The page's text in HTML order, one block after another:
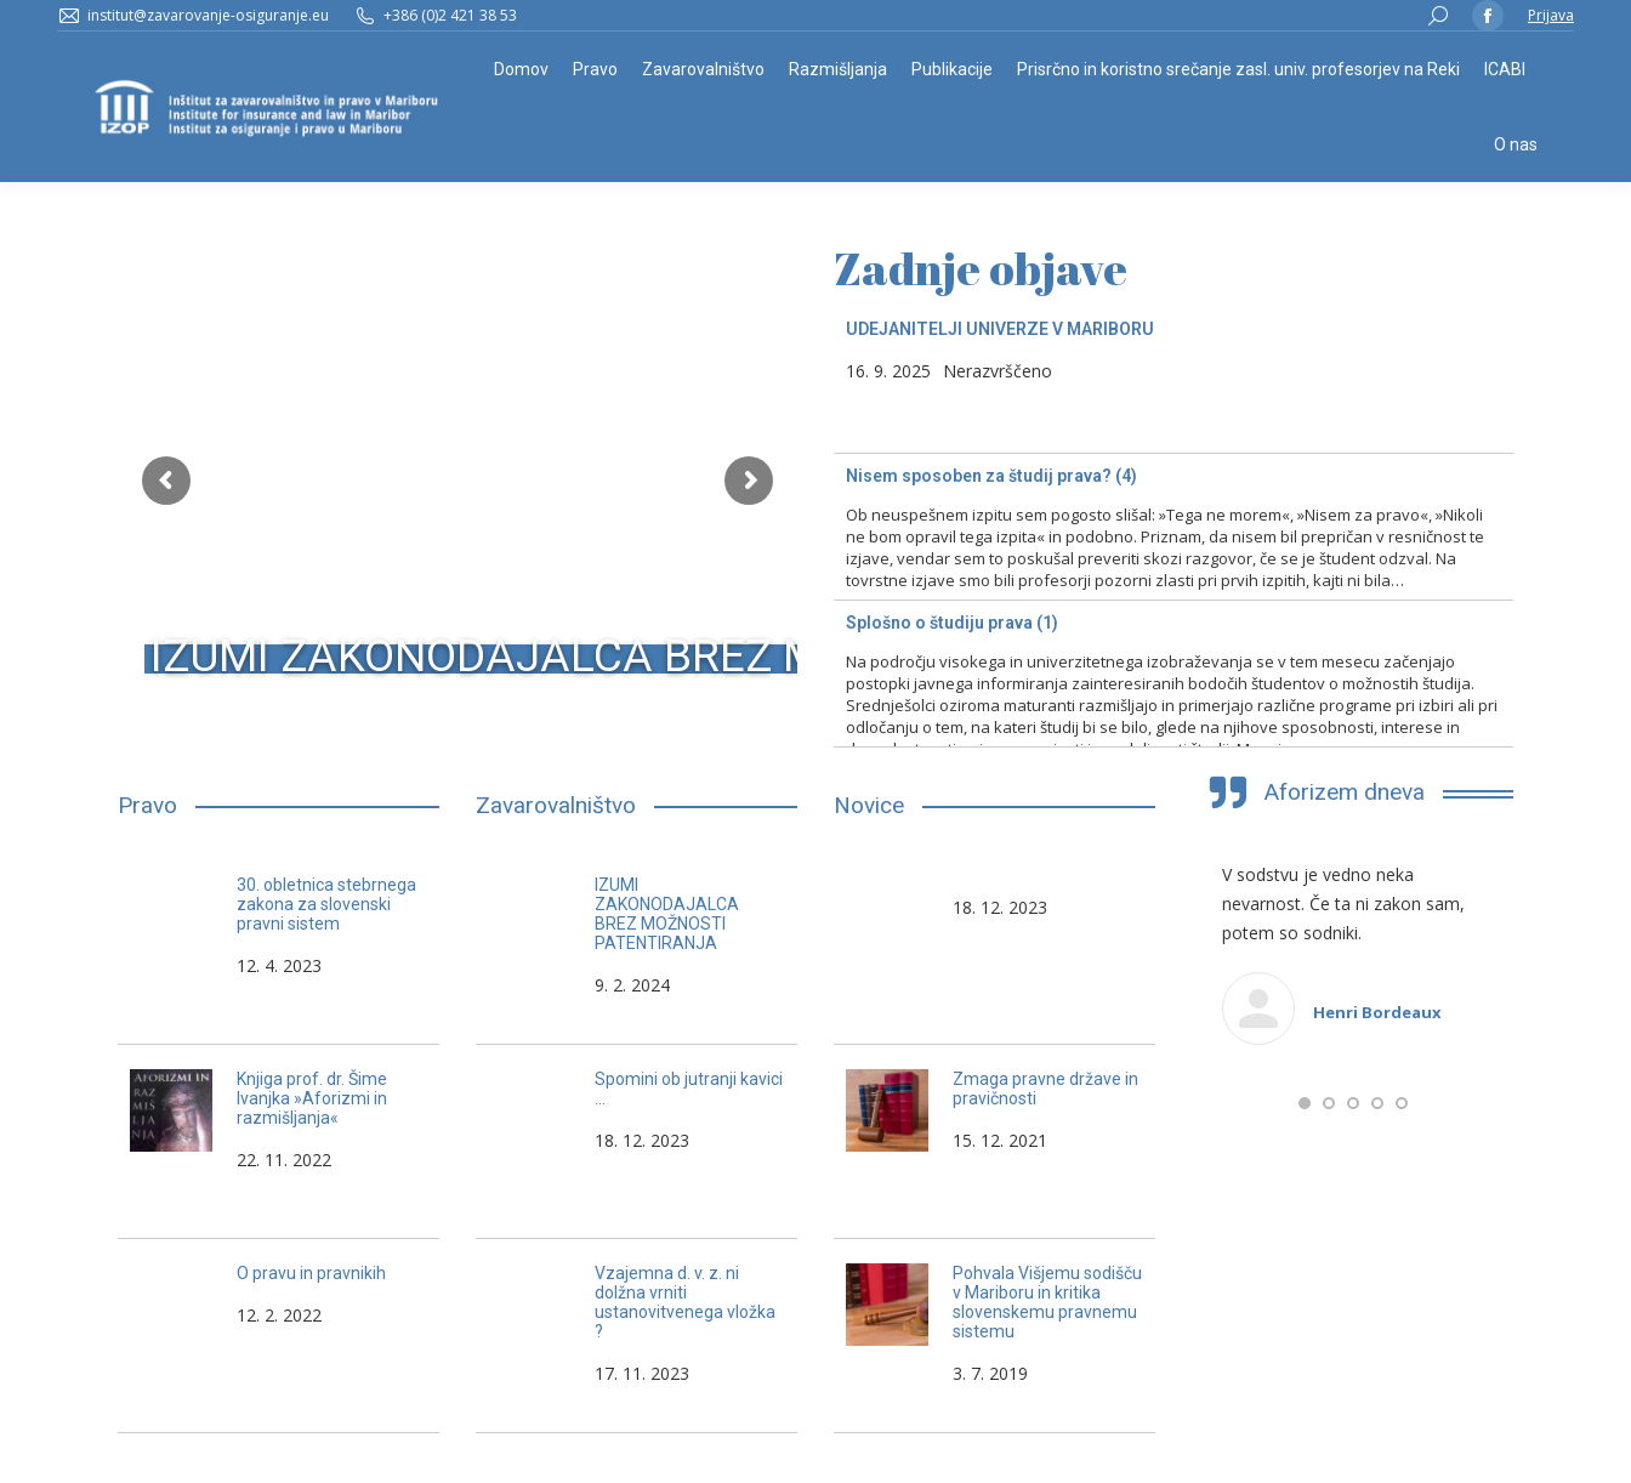
institut@zavarovanje-osiguranje.eu +386 (0)2 421 38 53 Search:
Facebook
page
new
window
Prijava
Domov Pravo Zavarovalništvo Razmišljanja Publikacije Prisrčno in koristno srečanje zasl. univ. profesorjev na Reki ICABI
O nas
IZUMI ZAKONODAJALCA BREZ MOŽNOSTI PATENTIRANJA
Zadnje objave
UDEJANITELJI UNIVERZE V MARIBORU
16. 9. 2025 Nerazvrščeno
Nisem sposoben za študij prava? (4)
Ob neuspešnem izpitu sem pogosto slišal: »Tega ne morem«, »Nisem za pravo«, »Nikoli
ne bom opravil tega izpita« in podobno. Priznam, da nisem bil prepričan v resničnost te
izjave, vendar sem to poskušal preveriti skozi razgovor, če se je študent odzval. Na
tovrstne izjave smo bili profesorji pozorni zlasti pri prvih izpitih, kajti ni bila…
15. 2. 2024 Nerazvrščeno
Splošno o študiju prava (1)
Na področju visokega in univerzitetnega izobraževanja se v tem mesecu začenjajo
postopki javnega informiranja zainteresiranih bodočih študentov o možnostih študija.
Srednješolci oziroma maturanti razmišljajo in primerjajo različne programe pri izbiri ali pri
odločanju o tem, na kateri študij bi se bilo, glede na njihove sposobnosti, interese in
druge lastnosti, primerno vpisati in nadaljevati študij. Mnogim…
13. 2. 2024
Pravo
30. obletnica stebrnega
zakona za slovenski
pravni sistem
12. 4. 2023
Knjiga prof. dr. Šime
Ivanjka »Aforizmi in
razmišljanja«
22. 11. 2022
O pravu in pravnikih
12. 2. 2022
Zavarovalništvo
IZUMI
ZAKONODAJALCA
BREZ MOŽNOSTI
PATENTIRANJA
9. 2. 2024
Spomini ob jutranji kavici
18. 12. 2023
Vzajemna d. v. z. ni
dolžna vrniti
ustanovitvenega vložka
?
17. 11. 2023
Novice
18. 12. 2023
Zmaga pravne države in
pravičnosti
15. 12. 2021
Pohvala Višjemu sodišču
v Mariboru in kritika
slovenskemu pravnemu
sistemu
3. 7. 2019
Aforizem dneva
Čim je človek starejši, vse bolj in
večkrat poskuša s prstom
pokazati na svoje zasluge iz
preteklosti.
Pravnik pogosto pri svojem delu
skuša vzbuditi medijsko
pozornost, da se ne bi javnost
medčloveških odnosih.
ki pogosto ne gresta skupaj.
V sodstvu je vedno neka
nevarnost. Če ta ni zakon sam,
potem so sodniki.
Henri Bordeaux